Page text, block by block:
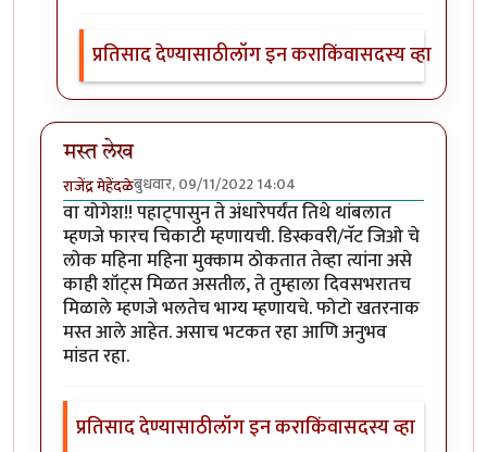
प्रतिसाद देण्यासाठीलॉग इन कराकिंवासदस्य व्हा
मस्त लेख
राजेंद्र मेहेंदळेबुधवार, 09/11/2022 14:04
वा योगेश!! पहाट्पासुन ते अंधारेपर्यंत तिथे थांबलात
म्हणजे फारच चिकाटी म्हणायची. डिस्कवरी/नॅट जिओ चे
लोक महिना महिना मुक्काम ठोकतात तेव्हा त्यांना असे
काही शॉट्स मिळत असतील, ते तुम्हाला दिवसभरातच
मिळाले म्हणजे भलतेच भाग्य म्हणायचे. फोटो खतरनाक
मस्त आले आहेत. असाच भटकत रहा आणि अनुभव
मांडत रहा.
प्रतिसाद देण्यासाठीलॉग इन कराकिंवासदस्य व्हा